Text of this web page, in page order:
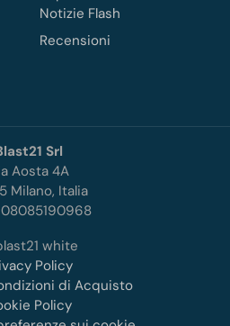
Notizie Flash
Recensioni
Srl
Aosta 4A
Milano, Italia
08085190968
Policy
di Acquisto
Policy